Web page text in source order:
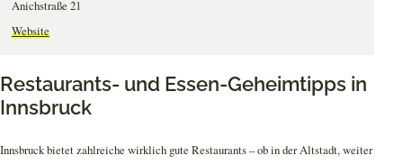
Anichstraße 21
Website
Restaurants- und Essen-Geheimtipps in
Innsbruck
Innsbruck bietet zahlreiche wirklich gute Restaurants – ob in der Altstadt, weiter